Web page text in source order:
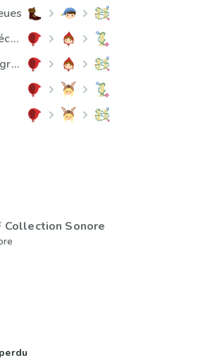
Le Petit Chaperon rouge : le grand méchant loup
Le Petit Chaperon rouge : chez mère-grand
Collection Sonore